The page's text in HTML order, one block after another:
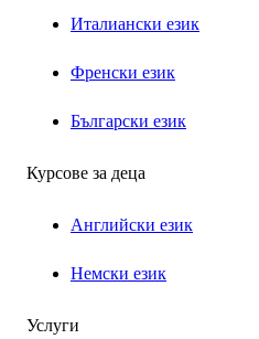
Италиански език
Френски език
Български език
Курсове за деца
Английски език
Немски език
Услуги